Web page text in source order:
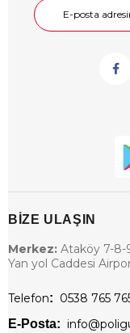
BİZE ULAŞIN
Merkez: Ataköy 7-8-
Yan yol Caddesi
Telefon: 0538 765
E-Posta: